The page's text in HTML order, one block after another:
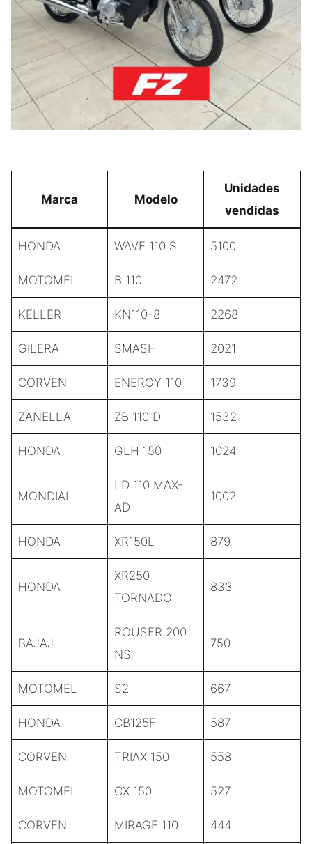
Marca Modelo
Unidades
vendidas
HONDA WAVE 110 S 5100
MOTOMEL B 110 2472
KELLER KN110-8 2268
GILERA SMASH 2021
CORVEN ENERGY 110 1739
ZANELLA ZB 110 D 1532
HONDA GLH 150 1024
MONDIAL
LD 110 MAX-
AD
1002
HONDA XR150L 879
HONDA
XR250
TORNADO
833
BAJAJ
ROUSER 200
NS
750
MOTOMEL S2 667
HONDA CB125F 587
CORVEN TRIAX 150 558
MOTOMEL CX 150 527
CORVEN MIRAGE 110 444